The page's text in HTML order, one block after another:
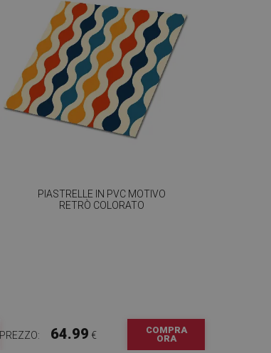
PIASTRELLE IN PVC MOTIVO
RETRÒ COLORATO
PREZZO: 64.99 €
COMPRA
ORA